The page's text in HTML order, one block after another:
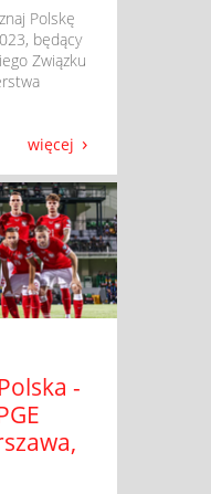
Polskę
będący
Związku
więcej
-